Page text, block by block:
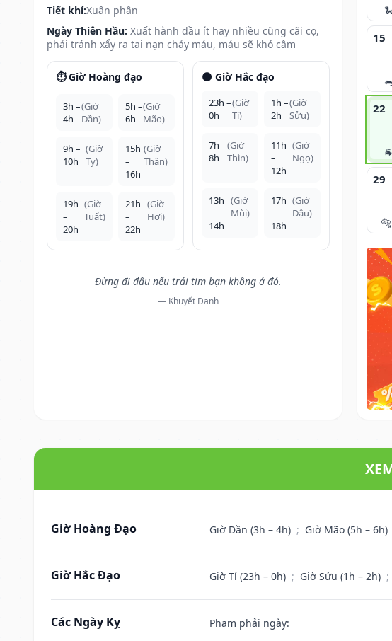
Tiết khí:Xuân phân
Ngày Thiên Hầu: Xuất hành dầu ít hay nhiều cũng cãi cọ,
phải tránh xẩy ra tai nạn chảy máu, máu sẽ khó cầm
⏱️ Giờ Hoàng đạo
3h –
4h
(Giờ
Dần)
5h –
6h
(Giờ
Mão)
9h –
10h
(Giờ
Tỵ)
15h
–
16h
(Giờ
Thân)
19h
–
20h
(Giờ
Tuất)
21h
–
22h
(Giờ
Hợi)
🌑 Giờ Hắc đạo
23h –
0h
(Giờ
Tí)
1h –
2h
(Giờ
Sửu)
7h –
8h
(Giờ
Thìn)
11h
–
12h
(Giờ
Ngọ)
13h
–
14h
(Giờ
Mùi)
17h
–
18h
(Giờ
Dậu)
Đừng đi đâu nếu trái tim bạn không ở đó.
— Khuyết Danh
15
22
29
🐅
Giờ Hoàng Đạo Giờ Dần (3h – 4h) ; Giờ Mão (5h – 6h)
Giờ Hắc Đạo Giờ Tí (23h – 0h) ; Giờ Sửu (1h – 2h) ;
Các Ngày Kỵ
Phạm phải ngày: